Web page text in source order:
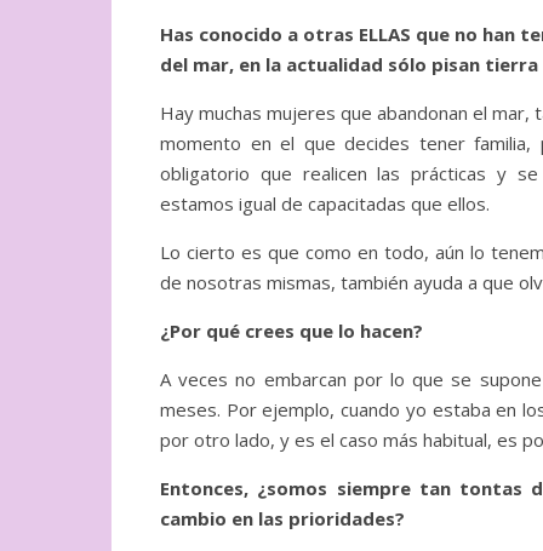
Has conocido a otras ELLAS que no han
del mar, en la actualidad sólo pisan
Hay muchas mujeres que abandonan el
momento en el que decides tener familia,
obligatorio que realicen las prácticas y
estamos igual de capacitadas que ellos.
Lo cierto es que como en todo, aún lo
de nosotras mismas, también ayuda a que
¿Por qué crees que lo hacen?
A veces no embarcan por lo que se
meses. Por ejemplo, cuando yo estaba en
por otro lado, y es el caso más habitual, es
Entonces, ¿somos siempre tan tontas
cambio en las prioridades?